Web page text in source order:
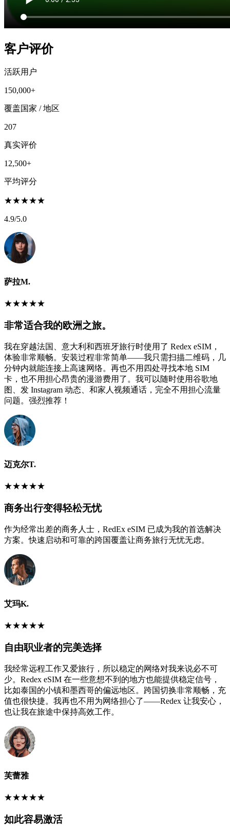
客户评价
活跃用户
150,000+
覆盖国家 / 地区
207
真实评价
12,500+
平均评分
★★★★★
4.9/5.0
萨拉M.
★★★★★
非常适合我的欧洲之旅。
我在穿越法国、意大利和西班牙旅行时使用了 Redex eSIM，
体验非常顺畅。安装过程非常简单——我只需扫描二维码，几
分钟内就能连接上高速网络。再也不用四处寻找本地 SIM
卡，也不用担心昂贵的漫游费用了。我可以随时使用谷歌地
图、发 Instagram 动态、和家人视频通话，完全不用担心流量
问题。强烈推荐！
迈克尔T.
★★★★★
商务出行变得轻松无忧
作为经常出差的商务人士，RedEx eSIM 已成为我的首选解决
方案。快速启动和可靠的跨国覆盖让商务旅行无忧无虑。
艾玛K.
★★★★★
自由职业者的完美选择
我经常远程工作又爱旅行，所以稳定的网络对我来说必不可
少。Redex eSIM 在一些意想不到的地方也能提供稳定信号，
比如泰国的小镇和墨西哥的偏远地区。跨国切换非常顺畅，充
值也很快捷。我再也不用为网络担心了——Redex 让我安心，
也让我在旅途中保持高效工作。
芙蕾雅
★★★★★
如此容易激活